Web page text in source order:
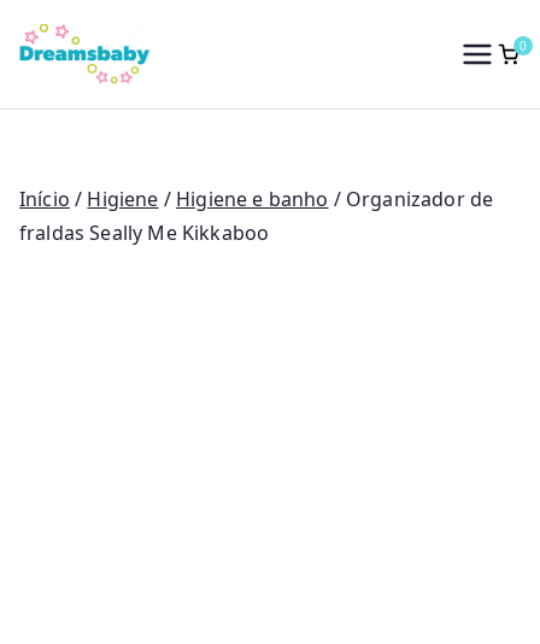
para
conteúdo
Dreams Baby
0
Início / Higiene / Higiene e banho / Organizador de
fraldas Seally Me Kikkaboo